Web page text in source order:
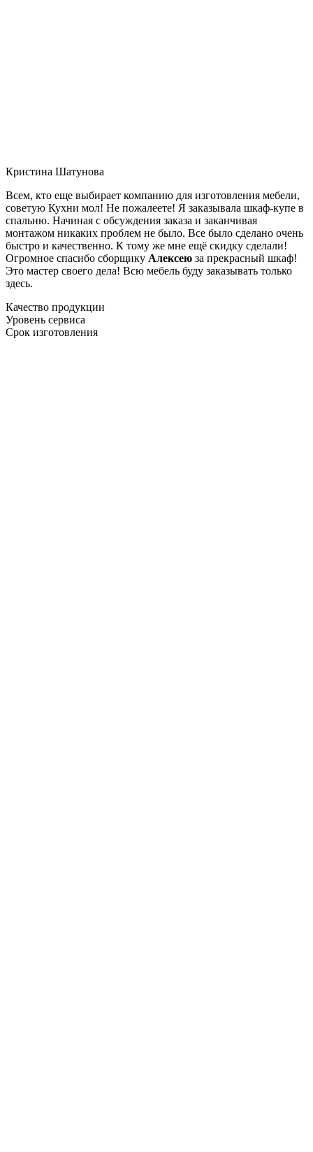
Кристина Шатунова
Всем, кто еще выбирает компанию для изготовления мебели,
советую Кухни мол! Не пожалеете! Я заказывала шкаф-купе в
спальню. Начиная с обсуждения заказа и заканчивая
монтажом никаких проблем не было. Все было сделано очень
быстро и качественно. К тому же мне ещё скидку сделали!
Огромное спасибо сборщику Алексею за прекрасный шкаф!
Это мастер своего дела! Всю мебель буду заказывать только
здесь.
Качество продукции
Уровень сервиса
Срок изготовления